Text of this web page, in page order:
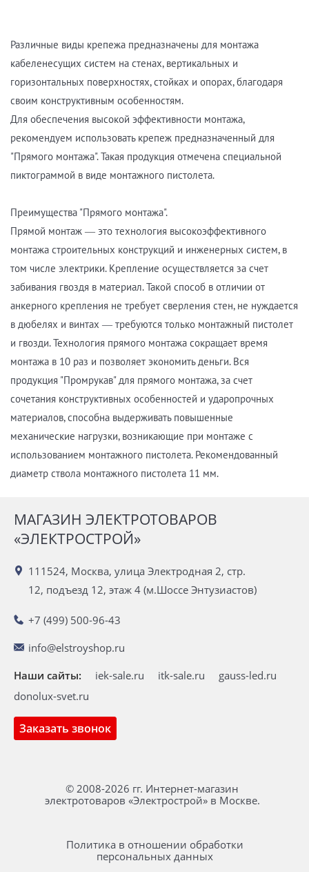
Различные виды крепежа предназначены для монтажа
кабеленесущих систем на стенах, вертикальных и
горизонтальных поверхностях, стойках и опорах, благодаря
своим конструктивным особенностям.
Для обеспечения высокой эффективности монтажа,
рекомендуем использовать крепеж предназначенный для
"Прямого монтажа". Такая продукция отмечена специальной
пиктограммой в виде монтажного пистолета.
Преимущества "Прямого монтажа".
Прямой монтаж ― это технология высокоэффективного
монтажа строительных конструкций и инженерных систем, в
том числе электрики. Крепление осуществляется за счет
забивания гвоздя в материал. Такой способ в отличии от
анкерного крепления не требует сверления стен, не нуждается
в дюбелях и винтах ― требуются только монтажный пистолет
и гвозди. Технология прямого монтажа сокращает время
монтажа в 10 раз и позволяет экономить деньги. Вся
продукция "Промрукав" для прямого монтажа, за счет
сочетания конструктивных особенностей и ударопрочных
материалов, способна выдерживать повышенные
механические нагрузки, возникающие при монтаже с
использованием монтажного пистолета. Рекомендованный
диаметр ствола монтажного пистолета 11 мм.
МАГАЗИН ЭЛЕКТРОТОВАРОВ
«ЭЛЕКТРОСТРОЙ»
111524, Москва, улица Электродная 2, стр.
12, подъезд 12, этаж 4 (м.Шоссе Энтузиастов)
+7 (499) 500-96-43
info@elstroyshop.ru
Заказать звонок
Наши сайты: iek-sale.ru itk-sale.ru
gauss-led.ru
donolux-svet.ru
© 2008-2026 гг. Интернет-магазин
электротоваров «Электрострой» в Москве.
Политика в отношении обработки
персональных данных